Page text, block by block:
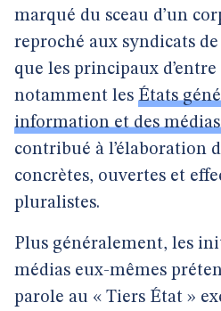
marqué du sceau d’un
reproché aux syndicats
que les principaux
notamment les États
information et des
contribué à l’élaboration
concrètes, ouvertes et
pluralistes.
Plus généralement, les
médias eux-mêmes
parole au « Tiers État »